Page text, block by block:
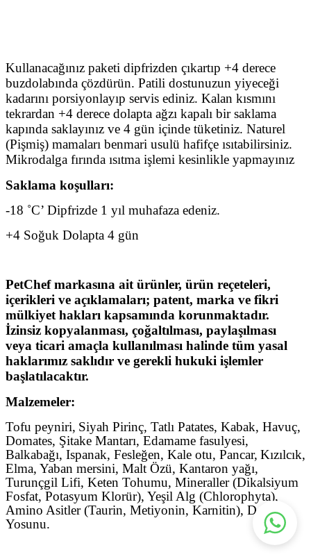
Kullanacağınız paketi dipfrizden çıkartıp +4 derece
buzdolabında çözdürün. Patili dostunuzun yiyeceği
kadarını porsiyonlayıp servis ediniz. Kalan kısmını
tekrardan +4 derece dolapta ağzı kapalı bir saklama
kapında saklayınız ve 4 gün içinde tüketiniz. Naturel
(Pişmiş) mamaları benmari usulü hafifçe ısıtabilirsiniz.
Mikrodalga fırında ısıtma işlemi kesinlikle yapmayınız
Saklama koşulları:
-18 ˚C’ Dipfrizde 1 yıl muhafaza edeniz.
+4 Soğuk Dolapta 4 gün
PetChef markasına ait ürünler, ürün reçeteleri,
içerikleri ve açıklamaları; patent, marka ve fikri
mülkiyet hakları kapsamında korunmaktadır.
İzinsiz kopyalanması, çoğaltılması, paylaşılması
veya ticari amaçla kullanılması halinde tüm yasal
haklarımız saklıdır ve gerekli hukuki işlemler
başlatılacaktır.
Malzemeler:
Tofu peyniri, Siyah Pirinç, Tatlı Patates, Kabak, Havuç,
Domates, Şitake Mantarı, Edamame fasulyesi,
Balkabağı, Ispanak, Fesleğen, Kale otu, Pancar, Kızılcık,
Elma, Yaban mersini, Malt Özü, Kantaron yağı,
Turunçgil Lifi, Keten Tohumu, Mineraller (Dikalsiyum
Fosfat, Potasyum Klorür), Yeşil Alg (Chlorophyta),
Amino Asitler (Taurin, Metiyonin, Karnitin), Deniz
Yosunu.